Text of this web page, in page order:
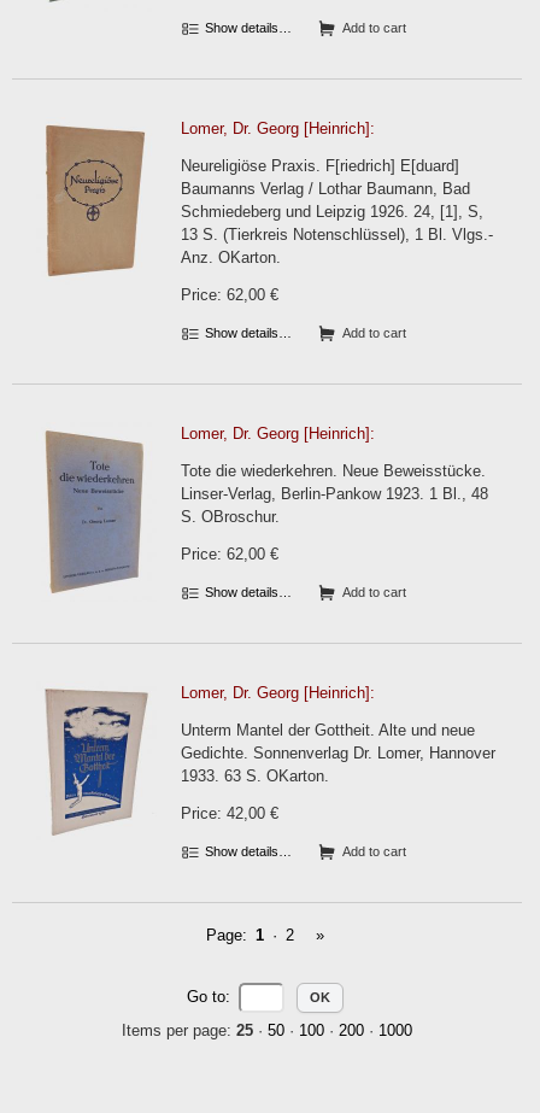
Show details… Add to cart
Lomer, Dr. Georg [Heinrich]:
Neureligiöse Praxis. F[riedrich] E[duard]
Baumanns Verlag / Lothar Baumann, Bad
Schmiedeberg und Leipzig 1926. 24, [1], S,
13 S. (Tierkreis Notenschlüssel), 1 Bl. Vlgs.-
Anz. OKarton.
Price: 62,00 €
Show details… Add to cart
Lomer, Dr. Georg [Heinrich]:
Tote die wiederkehren. Neue Beweisstücke.
Linser-Verlag, Berlin-Pankow 1923. 1 Bl., 48
S. OBroschur.
Price: 62,00 €
Show details… Add to cart
Lomer, Dr. Georg [Heinrich]:
Unterm Mantel der Gottheit. Alte und neue
Gedichte. Sonnenverlag Dr. Lomer, Hannover
1933. 63 S. OKarton.
Price: 42,00 €
Show details… Add to cart
Page: 1 · 2 »
Go to:
Items per page: 25 · 50 · 100 · 200 · 1000